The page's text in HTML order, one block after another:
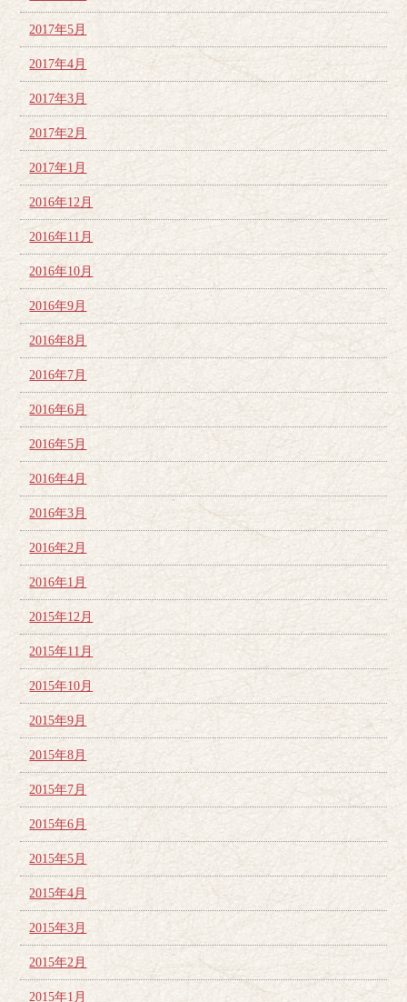
2017年5月
2017年4月
2017年3月
2017年2月
2017年1月
2016年12月
2016年11月
2016年10月
2016年9月
2016年8月
2016年7月
2016年6月
2016年5月
2016年4月
2016年3月
2016年2月
2016年1月
2015年12月
2015年11月
2015年10月
2015年9月
2015年8月
2015年7月
2015年6月
2015年5月
2015年4月
2015年3月
2015年2月
2015年1月